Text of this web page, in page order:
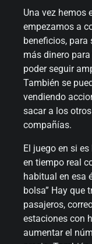
Una vez hemos
empezamos a
beneficios, para
más dinero
poder seguir
También se
vendiendo
sacar a los
compañías.
El juego en si
en tiempo real
habitual en esa
bolsa” Hay que
pasajeros,
estaciones con
aumentar el